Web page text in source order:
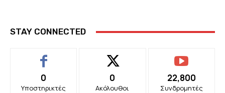
STAY CONNECTED
0
Υποστηρικτές
0
Ακόλουθοι
22,800
Συνδρομητές